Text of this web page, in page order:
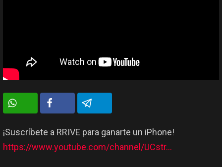
¡Suscríbete a RRIVE para ganarte un iPhone!
https://www.youtube.com/channel/UCstr…